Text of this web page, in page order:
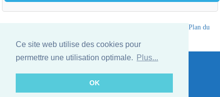
Ce site web utilise des cookies pour
permettre une utilisation optimale.
Plus...
OK
Plan du
Website © Thailandee.com - 2026